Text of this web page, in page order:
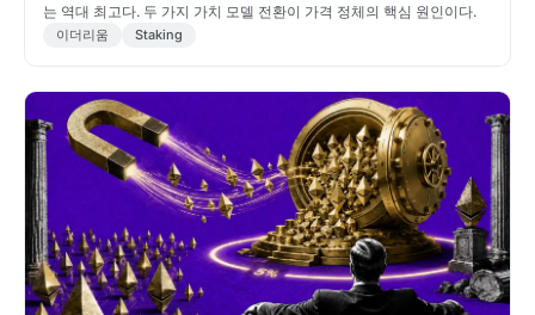
는 역대 최고다. 두 가지 가치 모델 전환이 가격 정체의 핵심 원인이다.
이더리움 Staking